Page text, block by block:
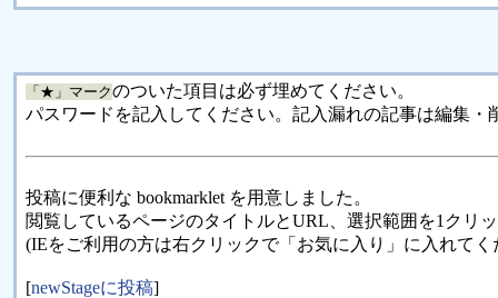
「★」マークのついた項目は必ず埋めてください。
パスワードを記入してください。記入漏れの記事は編集・
投稿に便利な bookmarklet を用意しました。
閲覧しているページのタイトルとURL、選択範囲を1クリ
(IEをご利用の方は右クリックで「お気に入り」に入れてく
[newStageに投稿]